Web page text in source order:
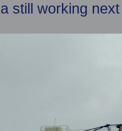
still working